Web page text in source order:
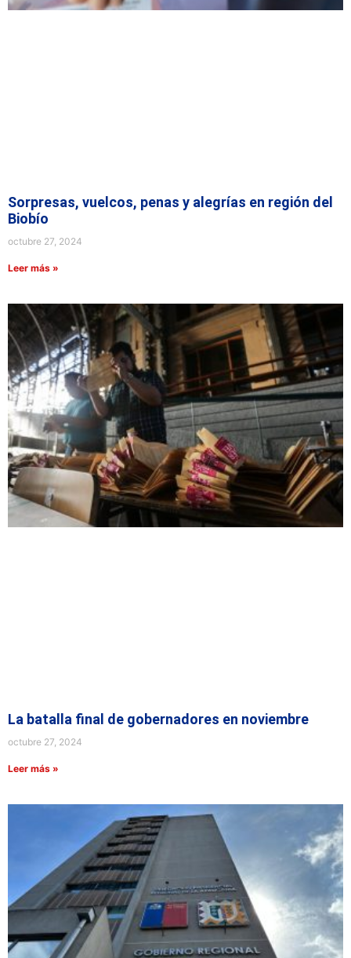
Sorpresas, vuelcos, penas y alegrías en región del
Biobío
octubre 27, 2024
Leer más »
La batalla final de gobernadores en noviembre
octubre 27, 2024
Leer más »